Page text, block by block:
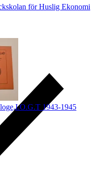
för Huslig Ekonomi
1943-1945